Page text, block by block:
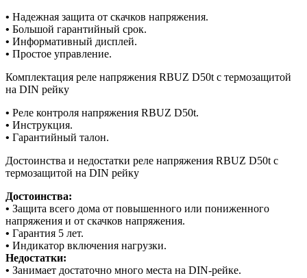
• Надежная защита от скачков напряжения.
• Большой гарантийный срок.
• Информативный дисплей.
• Простое управление.
Комплектация реле напряжения RBUZ D50t с термозащитой
на DIN рейку
• Реле контроля напряжения RBUZ D50t.
• Инструкция.
• Гарантийный талон.
Достоинства и недостатки реле напряжения RBUZ D50t с
термозащитой на DIN рейку
Достоинства:
• Защита всего дома от повышенного или пониженного
напряжения и от скачков напряжения.
• Гарантия 5 лет.
• Индикатор включения нагрузки.
Недостатки:
• Занимает достаточно много места на DIN-рейке.